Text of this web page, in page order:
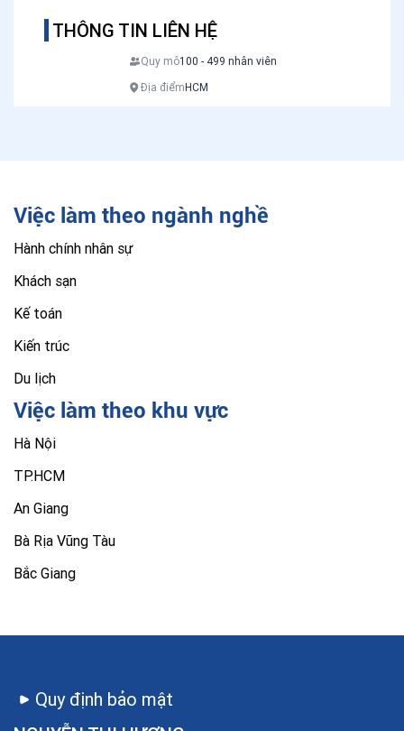
THÔNG TIN LIÊN HỆ
Quy mô100 - 499 nhân viên
Địa điểmHCM
Việc làm theo ngành nghề
Hành chính nhân sự
Khách sạn
Kế toán
Kiến trúc
Du lịch
Việc làm theo khu vực
Hà Nội
TP.HCM
An Giang
Bà Rịa Vũng Tàu
Bắc Giang
Quy định bảo mật